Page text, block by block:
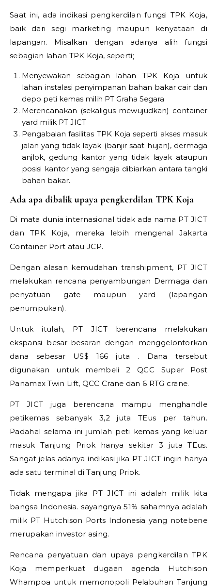
Saat ini, ada indikasi pengkerdilan fungsi TPK Koja,
baik dari segi marketing maupun kenyataan di
lapangan. Misalkan dengan adanya alih fungsi
sebagian lahan TPK Koja, seperti;
Menyewakan sebagian lahan TPK Koja untuk
lahan instalasi penyimpanan bahan bakar cair dan
depo peti kemas milih PT Graha Segara
Merencanakan (sekaligus mewujudkan) container
yard milik PT JICT
Pengabaian fasilitas TPK Koja seperti akses masuk
jalan yang tidak layak (banjir saat hujan), dermaga
anjlok, gedung kantor yang tidak layak ataupun
posisi kantor yang sengaja dibiarkan antara tangki
bahan bakar.
Ada apa dibalik upaya pengkerdilan TPK Koja
Di mata dunia internasional tidak ada nama PT JICT
dan TPK Koja, mereka lebih mengenal Jakarta
Container Port atau JCP.
Dengan alasan kemudahan transhipment, PT JICT
melakukan rencana penyambungan Dermaga dan
penyatuan gate maupun yard (lapangan
penumpukan).
Untuk itulah, PT JICT berencana melakukan
ekspansi besar-besaran dengan menggelontorkan
dana sebesar US$ 166 juta . Dana tersebut
digunakan untuk membeli 2 QCC Super Post
Panamax Twin Lift, QCC Crane dan 6 RTG crane.
PT JICT juga berencana mampu menghandle
petikemas sebanyak 3,2 juta TEus per tahun.
Padahal selama ini jumlah peti kemas yang keluar
masuk Tanjung Priok hanya sekitar 3 juta TEus.
Sangat jelas adanya indikasi jika PT JICT ingin hanya
ada satu terminal di Tanjung Priok.
Tidak mengapa jika PT JICT ini adalah milik kita
bangsa Indonesia. sayangnya 51% sahamnya adalah
milik PT Hutchison Ports Indonesia yang notebene
merupakan investor asing.
Rencana penyatuan dan upaya pengkerdilan TPK
Koja memperkuat dugaan agenda Hutchison
Whampoa untuk memonopoli Pelabuhan Tanjung